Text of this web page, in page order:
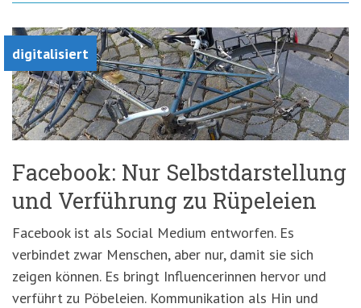
digitalisiert
Facebook: Nur Selbstdarstellung
und Verführung zu Rüpeleien
Facebook ist als Social Medium entworfen. Es
verbindet zwar Menschen, aber nur, damit sie sich
zeigen können. Es bringt Influencerinnen hervor und
verführt zu Pöbeleien. Kommunikation als Hin und